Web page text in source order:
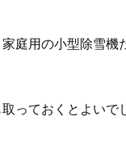
庭用の小型除雪
っておくとよいで